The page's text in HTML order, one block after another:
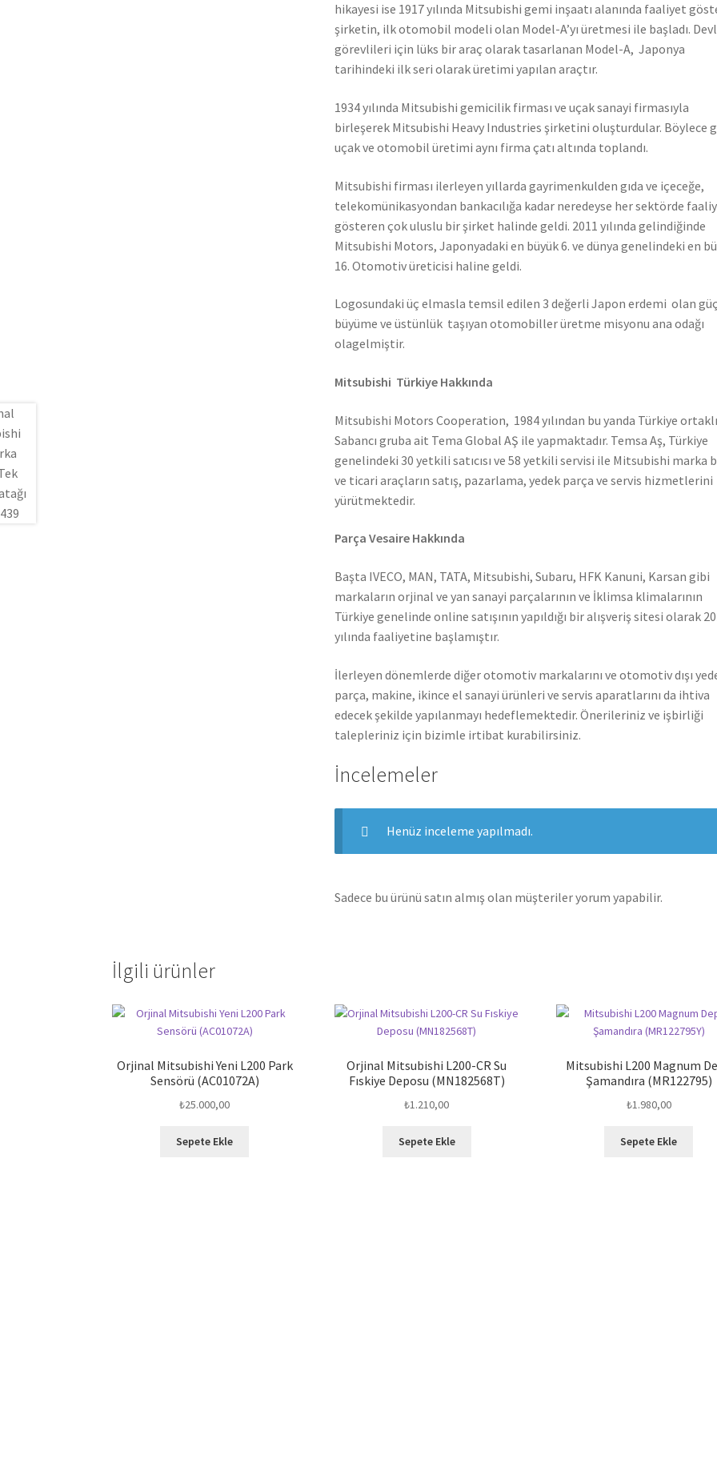
hikayesi ise 1917 yılında Mitsubishi gemi inşaatı alanında faaliyet
şirketin, ilk otomobil modeli olan Model-A’yı üretmesi ile başladı.
görevlileri için lüks bir araç olarak tasarlanan Model-A, Japonya
tarihindeki ilk seri olarak üretimi yapılan araçtır.
1934 yılında Mitsubishi gemicilik firması ve uçak sanayi firmasıyla
birleşerek Mitsubishi Heavy Industries şirketini oluşturdular. Böylece
uçak ve otomobil üretimi aynı firma çatı altında toplandı.
Mitsubishi firması ilerleyen yıllarda gayrimenkulden gıda ve içeceğe,
telekomünikasyondan bankacılığa kadar neredeyse her sektörde
gösteren çok uluslu bir şirket halinde geldi. 2011 yılında gelindiğinde
Mitsubishi Motors, Japonyadaki en büyük 6. ve dünya genelindeki en
16. Otomotiv üreticisi haline geldi.
Logosundaki üç elmasla temsil edilen 3 değerli Japon erdemi olan
büyüme ve üstünlük taşıyan otomobiller üretme misyonu ana odağı
olagelmiştir.
Mitsubishi Türkiye Hakkında
Mitsubishi Motors Cooperation, 1984 yılından bu yanda Türkiye
Sabancı gruba ait Tema Global AŞ ile yapmaktadır. Temsa Aş, Türkiye
genelindeki 30 yetkili satıcısı ve 58 yetkili servisi ile Mitsubishi marka
ve ticari araçların satış, pazarlama, yedek parça ve servis hizmetlerini
yürütmektedir.
Parça Vesaire Hakkında
Başta IVECO, MAN, TATA, Mitsubishi, Subaru, HFK Kanuni, Karsan gibi
markaların orjinal ve yan sanayi parçalarının ve İklimsa klimalarının
Türkiye genelinde online satışının yapıldığı bir alışveriş sitesi olarak
yılında faaliyetine başlamıştır.
İlerleyen dönemlerde diğer otomotiv markalarını ve otomotiv dışı
parça, makine, ikince el sanayi ürünleri ve servis aparatlarını da ihtiva
edecek şekilde yapılanmayı hedeflemektedir. Önerileriniz ve işbirliği
talepleriniz için bizimle irtibat kurabilirsiniz.
İncelemeler
Henüz inceleme yapılmadı.
Sadece bu ürünü satın almış olan müşteriler yorum yapabilir.
İlgili ürünler
Orjinal Mitsubishi Yeni L200 Park
Sensörü (AC01072A)
₺25.000,00
Sepete Ekle
Orjinal Mitsubishi L200-CR Su
Fıskiye Deposu (MN182568T)
₺1.210,00
Sepete Ekle
Mitsubishi L200 Magnum
Şamandıra (MR122795)
₺1.980,00
Sepete Ekle